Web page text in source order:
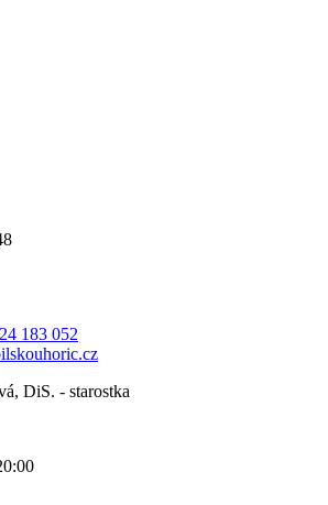
183 052
DiS. - starostka